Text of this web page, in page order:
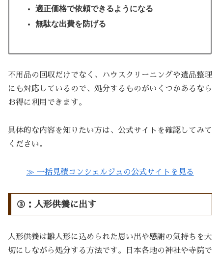
適正価格で依頼できるようになる
無駄な出費を防げる
不用品の回収だけでなく、ハウスクリーニングや遺品整理
にも対応しているので、処分するものがいくつかあるなら
お得に利用できます。
具体的な内容を知りたい方は、公式サイトを確認してみて
ください。
≫ 一括見積コンシェルジュの公式サイトを見る
③：人形供養に出す
人形供養は雛人形に込められた思い出や感謝の気持ちを大
切にしながら処分する方法です。日本各地の神社や寺院で